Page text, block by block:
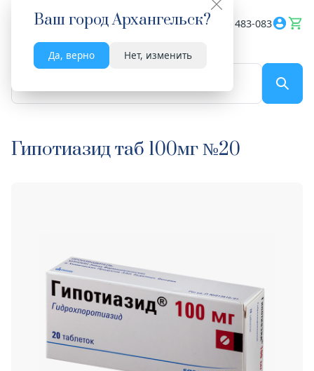
Ваш городАрхангельск?
Да, верно Нет, изменить
Весь сайт 8182 483-083
Гипотиазид таб 100мг №20